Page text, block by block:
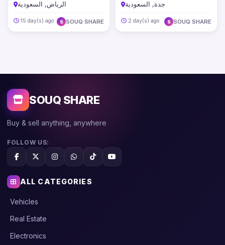
الرياض, السعودية
15 day(s) ago S SOUQ SHARE
جدة, السعودية
2 day(s) ago S SOUQ SHARE
SOUQ SHARE
Buy & sell anything, anywhere
FOLLOW US:
ALL CATEGORIES
Vehicles
Real Estate
Electronics